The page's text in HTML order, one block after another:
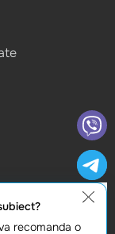
recomanda o